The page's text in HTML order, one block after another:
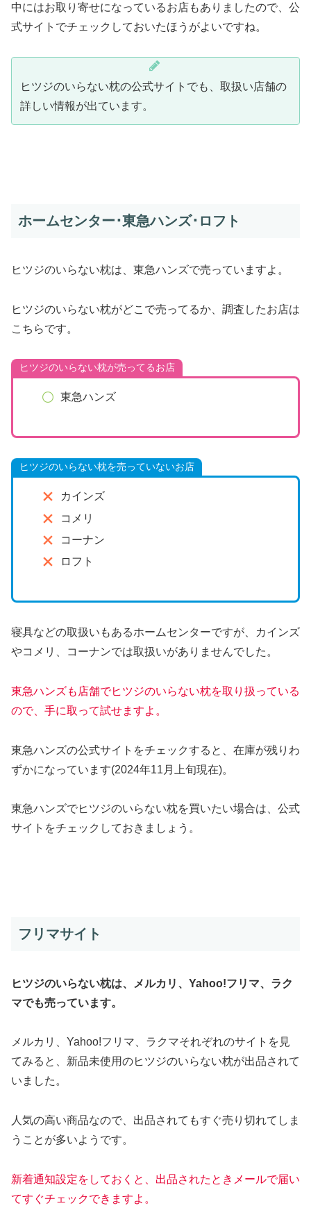
中にはお取り寄せになっているお店もありましたので、公
式サイトでチェックしておいたほうがよいですね。
ヒツジのいらない枕の公式サイトでも、取扱い店舗の
詳しい情報が出ています。
ホームセンター･東急ハンズ･ロフト
ヒツジのいらない枕は、東急ハンズで売っていますよ。
ヒツジのいらない枕がどこで売ってるか、調査したお店は
こちらです。
ヒツジのいらない枕が売ってるお店
東急ハンズ
ヒツジのいらない枕を売っていないお店
カインズ
コメリ
コーナン
ロフト
寝具などの取扱いもあるホームセンターですが、カインズ
やコメリ、コーナンでは取扱いがありませんでした。
東急ハンズも店舗でヒツジのいらない枕を取り扱っている
ので、手に取って試せますよ。
東急ハンズの公式サイトをチェックすると、在庫が残りわ
ずかになっています(2024年11月上旬現在)。
東急ハンズでヒツジのいらない枕を買いたい場合は、公式
サイトをチェックしておきましょう。
フリマサイト
ヒツジのいらない枕は、メルカリ、Yahoo!フリマ、ラク
マでも売っています。
メルカリ、Yahoo!フリマ、ラクマそれぞれのサイトを見
てみると、新品未使用のヒツジのいらない枕が出品されて
いました。
人気の高い商品なので、出品されてもすぐ売り切れてしま
うことが多いようです。
新着通知設定をしておくと、出品されたときメールで届い
てすぐチェックできますよ。